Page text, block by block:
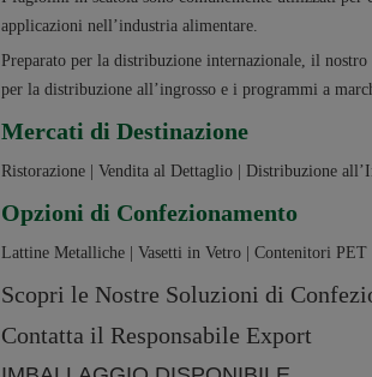
applicazioni nell’industria alimentare.
Preparato per la distribuzione internazionale, il
per la distribuzione all’ingrosso e i programmi a
Mercati di Destinazione
Ristorazione | Vendita al Dettaglio | Distribuzione
Opzioni di Confezionamento
Lattine Metalliche | Vasetti in Vetro | Contenitori
Scopri le Nostre Soluzioni di
Contatta il Responsabile Export